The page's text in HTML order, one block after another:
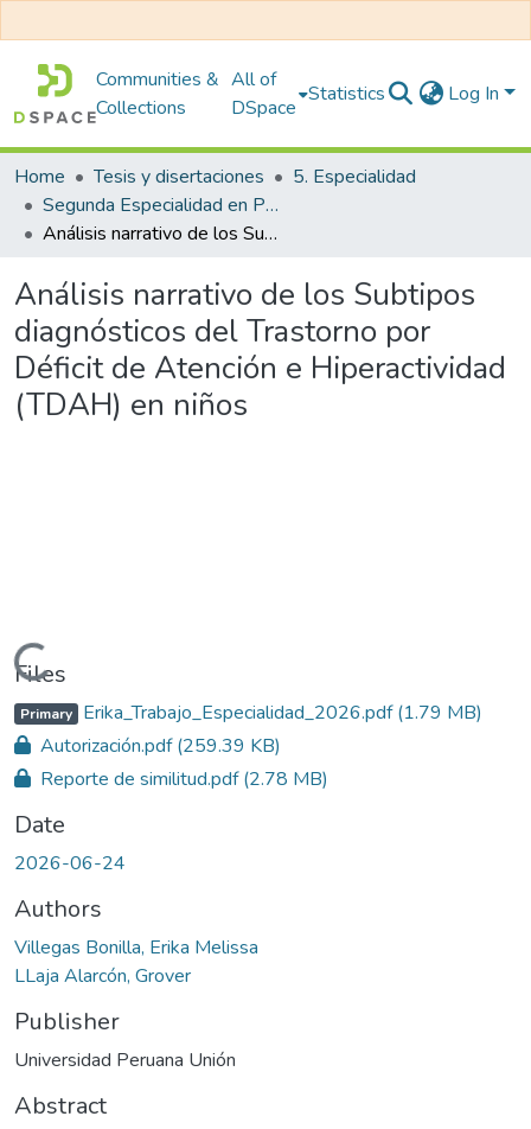
Communities &
Collections
All of
DSpace
Statistics Log In
Home Tesis y disertaciones
5. Especialidad
Segunda Especialidad en Psicología Clínica y de la Salud
Análisis narrativo de los Subtipos diagnósticos del Trastorno por Déficit de Atención e Hiperactividad (TDAH) en niños
Análisis narrativo de los Subtipos
diagnósticos del Trastorno por
Déficit de Atención e Hiperactividad
(TDAH) en niños
Loading...
Files
Primary Erika_Trabajo_Especialidad_2026.pdf(1.79 MB)
Autorización.pdf(259.39 KB)
Reporte de similitud.pdf(2.78 MB)
Date
2026-06-24
Authors
Villegas Bonilla, Erika Melissa
LLaja Alarcón, Grover
Publisher
Universidad Peruana Unión
Abstract